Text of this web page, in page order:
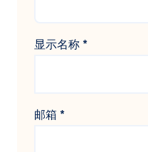
显示名称 *
邮箱 *